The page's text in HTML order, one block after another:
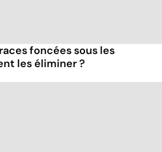
foncées sous les
les éliminer ?